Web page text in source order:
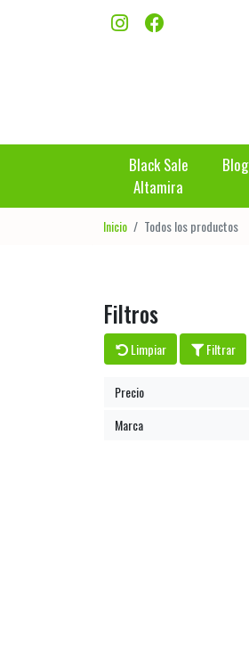
Black Sale
Altamira
Blog
Inicio Todos los productos
Filtros
Limpiar Filtrar
Precio
Marca